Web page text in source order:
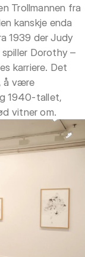
Trollmannen fra
kanskje enda
1939 der Judy
spiller Dorothy –
karriere. Det
å være
1940-tallet,
vitner om.